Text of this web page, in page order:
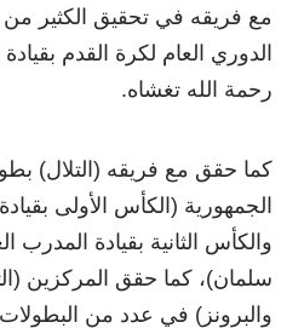
مع فريقه في تحقيق الكثير من
الدوري العام لكرة القدم
رحمة الله تغشاه.
كما حقق مع فريقه (التلال)
الجمهورية (الكأس الأولى
والكأس الثانية بقيادة
سلمان)، كما حقق المركزين
والبرونز) في عدد من